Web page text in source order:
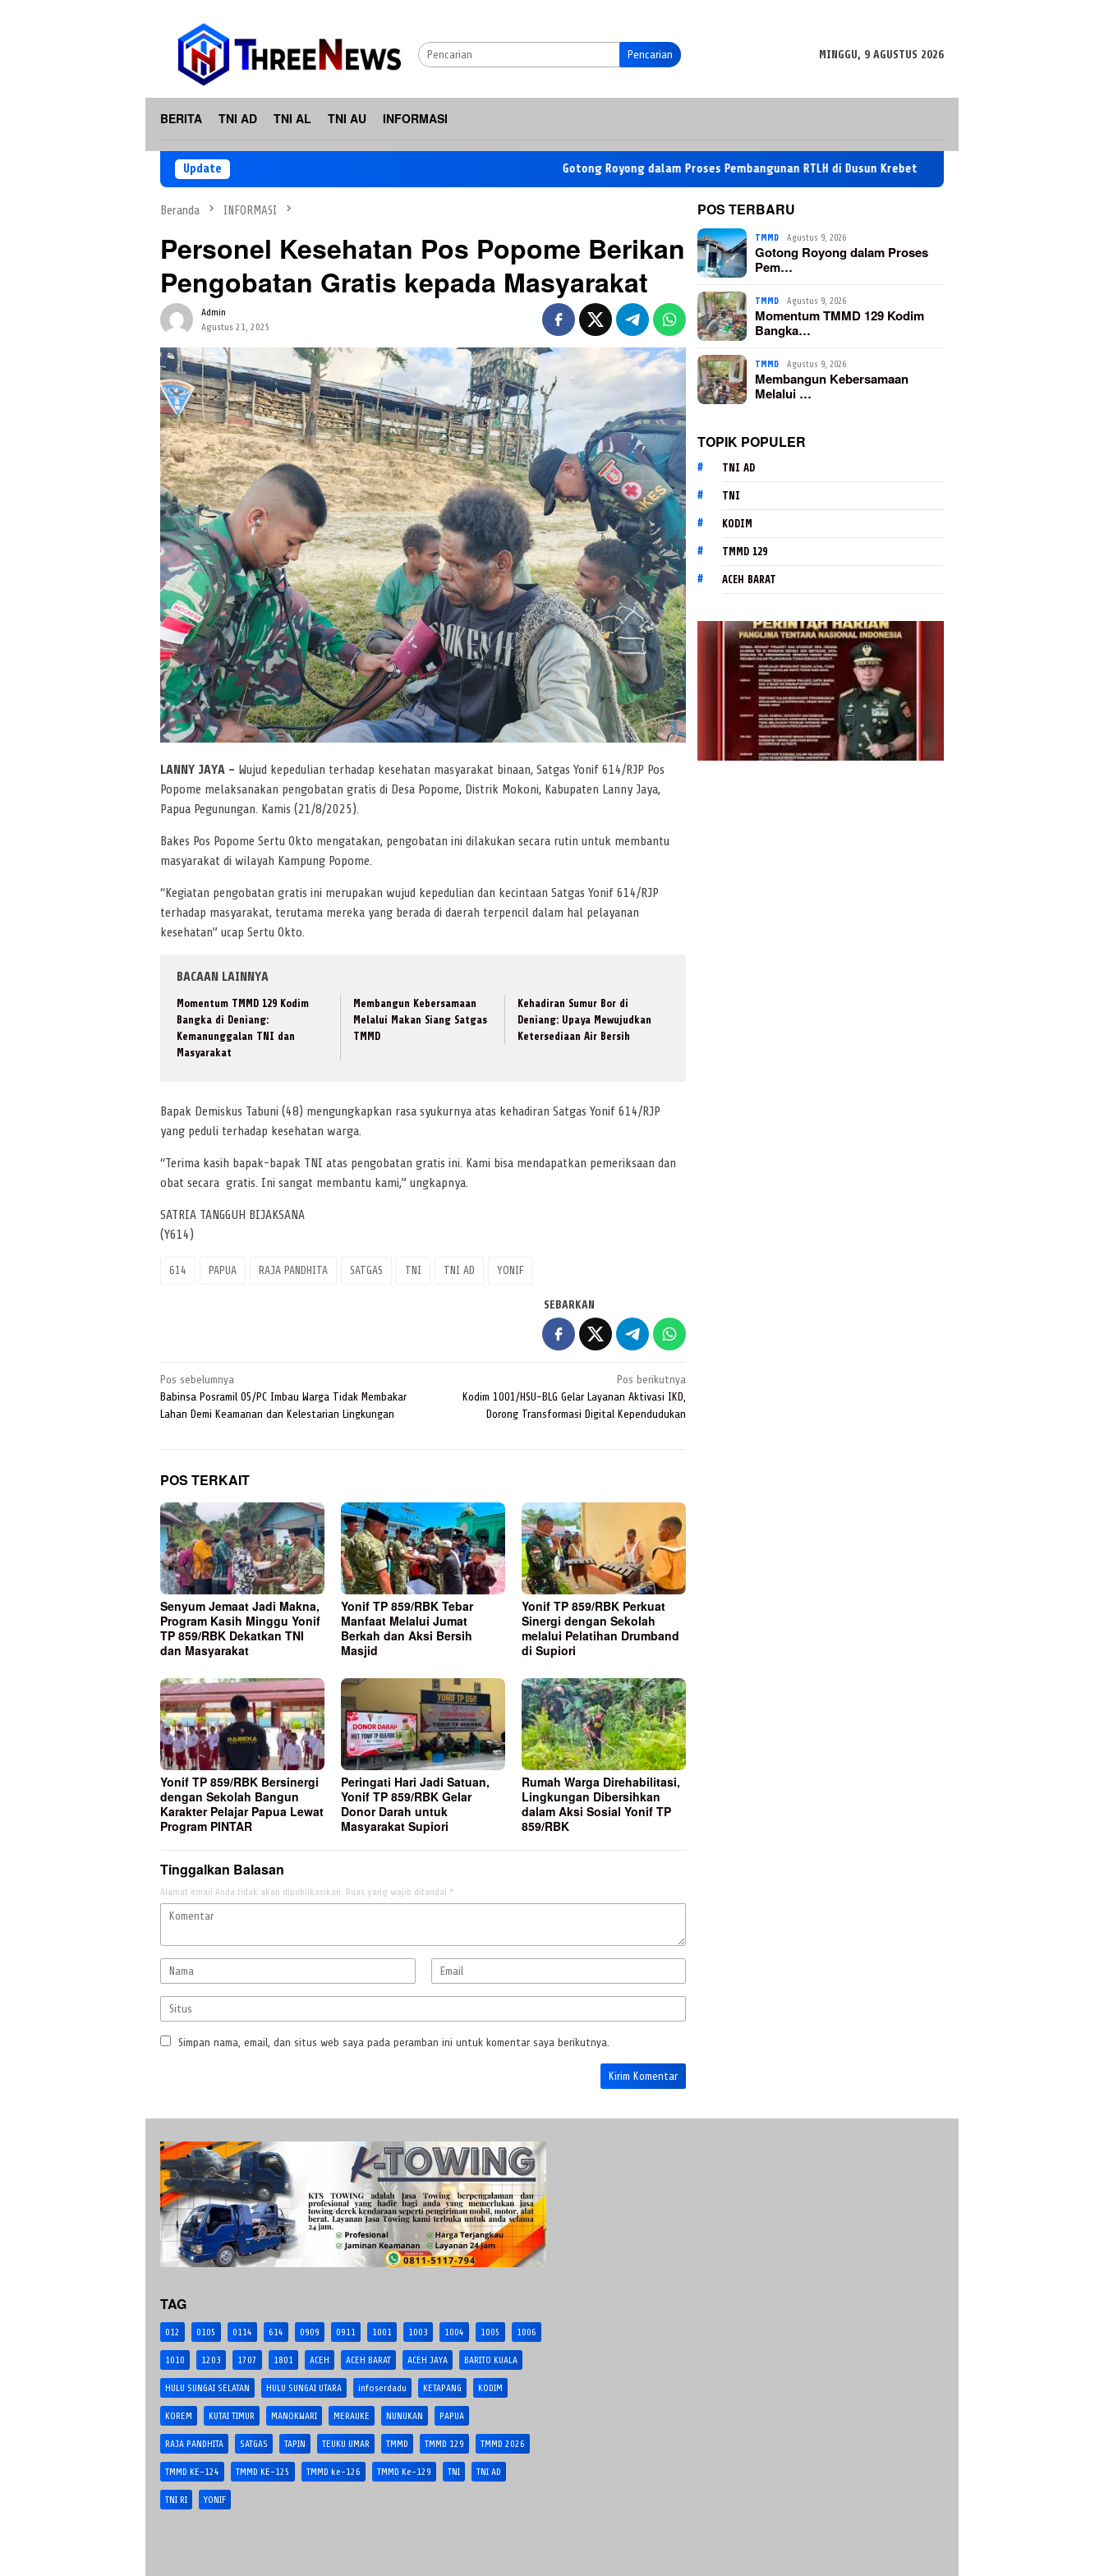
Pencarian
MINGGU, 9 AGUSTUS 2026
BERITA TNI AD TNI AL TNI AU INFORMASI
Update Gotong Royong dalam Proses Pembangunan RTLH di Dusun Krebet Momentum TMMD 129 Kodim Bangka
Beranda INFORMASI
Personel Kesehatan Pos Popome Berikan
Pengobatan Gratis kepada Masyarakat
Admin
Agustus 21, 2025
LANNY JAYA – Wujud kepedulian terhadap kesehatan masyarakat binaan, Satgas Yonif 614/RJP Pos
Popome melaksanakan pengobatan gratis di Desa Popome, Distrik Mokoni, Kabupaten Lanny Jaya,
Papua Pegunungan. Kamis (21/8/2025).
Bakes Pos Popome Sertu Okto mengatakan, pengobatan ini dilakukan secara rutin untuk membantu
masyarakat di wilayah Kampung Popome.
“Kegiatan pengobatan gratis ini merupakan wujud kepedulian dan kecintaan Satgas Yonif 614/RJP
terhadap masyarakat, terutama mereka yang berada di daerah terpencil dalam hal pelayanan
kesehatan” ucap Sertu Okto.
BACAAN LAINNYA
Momentum TMMD 129 Kodim
Bangka di Deniang:
Kemanunggalan TNI dan
Masyarakat
Membangun Kebersamaan
Melalui Makan Siang Satgas
TMMD
Kehadiran Sumur Bor di
Deniang: Upaya Mewujudkan
Ketersediaan Air Bersih
Bapak Demiskus Tabuni (48) mengungkapkan rasa syukurnya atas kehadiran Satgas Yonif 614/RJP
yang peduli terhadap kesehatan warga.
“Terima kasih bapak-bapak TNI atas pengobatan gratis ini. Kami bisa mendapatkan pemeriksaan dan
obat secara gratis. Ini sangat membantu kami,” ungkapnya.
SATRIA TANGGUH BIJAKSANA
(Y614)
614 PAPUA RAJA PANDHITA SATGAS TNI TNI AD YONIF
SEBARKAN
Navigasi
pos
Pos sebelumnya
Babinsa Posramil 05/PC Imbau Warga Tidak Membakar
Lahan Demi Keamanan dan Kelestarian Lingkungan
Pos berikutnya
Kodim 1001/HSU-BLG Gelar Layanan Aktivasi IKD,
Dorong Transformasi Digital Kependudukan
POS TERKAIT
Senyum Jemaat Jadi Makna,
Program Kasih Minggu Yonif
TP 859/RBK Dekatkan TNI
dan Masyarakat
Yonif TP 859/RBK Tebar
Manfaat Melalui Jumat
Berkah dan Aksi Bersih
Masjid
Yonif TP 859/RBK Perkuat
Sinergi dengan Sekolah
melalui Pelatihan Drumband
di Supiori
Yonif TP 859/RBK Bersinergi
dengan Sekolah Bangun
Karakter Pelajar Papua Lewat
Program PINTAR
Peringati Hari Jadi Satuan,
Yonif TP 859/RBK Gelar
Donor Darah untuk
Masyarakat Supiori
Rumah Warga Direhabilitasi,
Lingkungan Dibersihkan
dalam Aksi Sosial Yonif TP
859/RBK
Tinggalkan Balasan
Alamat email Anda tidak akan dipublikasikan. Ruas yang wajib ditandai *
Simpan nama, email, dan situs web saya pada peramban ini untuk komentar saya berikutnya.
POS TERBARU
TMMD Agustus 9, 2026
Gotong Royong dalam Proses
Pem…
TMMD Agustus 9, 2026
Momentum TMMD 129 Kodim
Bangka…
TMMD Agustus 9, 2026
Membangun Kebersamaan
Melalui …
TOPIK POPULER
TNI AD
TNI
KODIM
TMMD 129
ACEH BARAT
TAG
012 0105 0114 614 0909 0911 1001 1003 1004 1005 1006
1010 1203 1707 1801 ACEH ACEH BARAT ACEH JAYA BARITO KUALA
HULU SUNGAI SELATAN HULU SUNGAI UTARA infoserdadu KETAPANG KODIM
KOREM KUTAI TIMUR MANOKWARI MERAUKE NUNUKAN PAPUA
RAJA PANDHITA SATGAS TAPIN TEUKU UMAR TMMD TMMD 129 TMMD 2026
TMMD KE-124 TMMD KE-125 TMMD ke-126 TMMD Ke-129 TNI TNI AD
TNI RI YONIF